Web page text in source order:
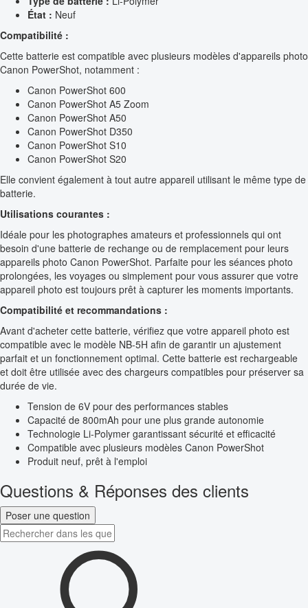
État : Neuf
Compatibilité :
Cette batterie est compatible avec plusieurs modèles d'appareils photo
Canon PowerShot, notamment :
Canon PowerShot 600
Canon PowerShot A5 Zoom
Canon PowerShot A50
Canon PowerShot D350
Canon PowerShot S10
Canon PowerShot S20
Elle convient également à tout autre appareil utilisant le même type de
batterie.
Utilisations courantes :
Idéale pour les photographes amateurs et professionnels qui ont
besoin d'une batterie de rechange ou de remplacement pour leurs
appareils photo Canon PowerShot. Parfaite pour les séances photo
prolongées, les voyages ou simplement pour vous assurer que votre
appareil photo est toujours prêt à capturer les moments importants.
Compatibilité et recommandations :
Avant d'acheter cette batterie, vérifiez que votre appareil photo est
compatible avec le modèle NB-5H afin de garantir un ajustement
parfait et un fonctionnement optimal. Cette batterie est rechargeable
et doit être utilisée avec des chargeurs compatibles pour préserver sa
durée de vie.
Tension de 6V pour des performances stables
Capacité de 800mAh pour une plus grande autonomie
Technologie Li-Polymer garantissant sécurité et efficacité
Compatible avec plusieurs modèles Canon PowerShot
Produit neuf, prêt à l'emploi
Questions & Réponses des clients
Poser une question